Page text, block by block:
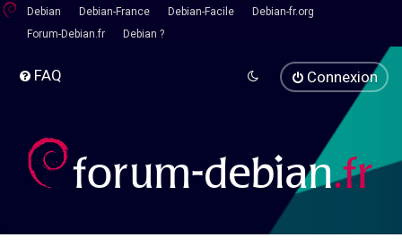
Debian Debian-France Debian-Facile
Debian-fr.org
Forum-Debian.fr
Debian ?
FAQ Connexion